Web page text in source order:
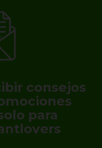
consejos
para